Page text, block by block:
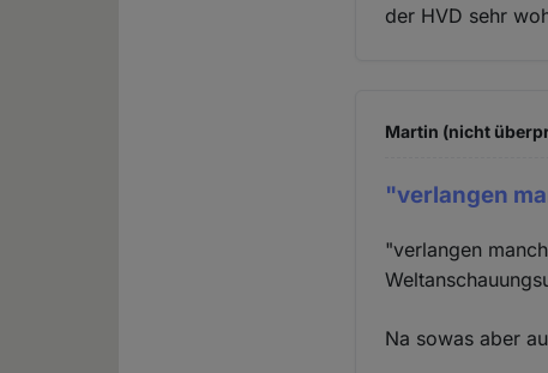
der HVD sehr
Martin (nicht
"verlangen
"verlangen
Na sowas aber